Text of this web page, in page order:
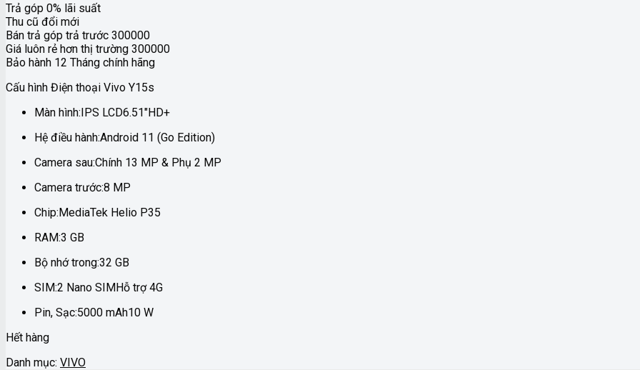
là:
3,490,000₫.
3,190,000₫.
Trả góp 0% lãi suất
Thu cũ đổi mới
Bán trả góp trả trước 300000
Giá luôn rẻ hơn thị trường 300000
Bảo hành 12 Tháng chính hãng
Cấu hình Điện thoại Vivo Y15s
Màn hình:IPS LCD6.51″HD+
Hệ điều hành:Android 11 (Go Edition)
Camera sau:Chính 13 MP & Phụ 2 MP
Camera trước:8 MP
Chip:MediaTek Helio P35
RAM:3 GB
Bộ nhớ trong:32 GB
SIM:2 Nano SIMHỗ trợ 4G
Pin, Sạc:5000 mAh10 W
Hết hàng
Danh mục: VIVO